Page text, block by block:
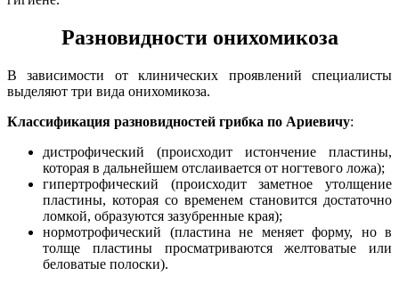
Разновидности онихомикоза
В зависимости от клинических проявлений специалисты
выделяют три вида онихомикоза.
Классификация разновидностей грибка по Ариевичу:
дистрофический (происходит истончение пластины,
которая в дальнейшем отслаивается от ногтевого ложа);
гипертрофический (происходит заметное утолщение
пластины, которая со временем становится достаточно
ломкой, образуются зазубренные края);
нормотрофический (пластина не меняет форму, но в
толще пластины просматриваются желтоватые или
беловатые полоски).